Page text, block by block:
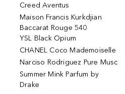
Creed Aventus
Maison Francis Kurkdjian
Baccarat Rouge 540
YSL Black Opium
CHANEL Coco Mademoiselle
Narciso Rodriguez Pure Musc
Summer Mink Parfum by
Drake